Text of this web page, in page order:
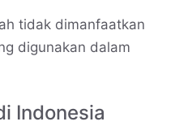
tidak dimanfaatkan
digunakan dalam
Indonesia